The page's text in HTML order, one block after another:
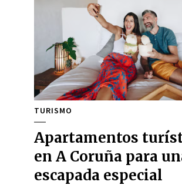
TURISMO
Apartamentos
en A Coruña para
escapada especial